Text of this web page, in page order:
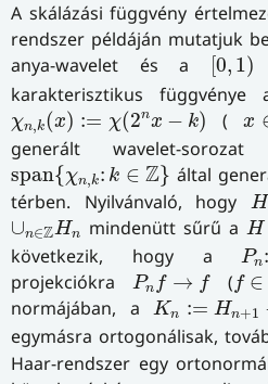
A skálázási függvény
rendszer példáján mutatjuk
anya-wavelet és a
0, 1)
[0,1)
karakterisztikus függvénye
χn,k(x) := χ(2nx − k)
χn,k(x):=χ(2nx−k) ( x
x
generált wavelet-
span{χn,k: k ∈ Z}
span{χn k :k∈Z} által
térben. Nyilvánvaló, hogy H
Hn
∪n∈ZHn
∪ ∈ZH n
mindenütt sűrű aH
H
következik, hogy aPn:
Pn:
projekciókraPn f → f
Pnf→f ( f ∈
f∈
normájában, aKn := Hn+1
Kn := H n+1 −H
egymásra ortogonálisak,
Haar-rendszer egy